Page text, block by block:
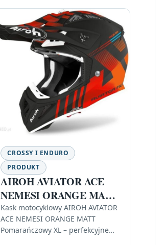
CROSSY I ENDURO
PRODUKT
AIROH AVIATOR ACE
NEMESI ORANGE MATT
Pomarańczowy XL
Kask motocyklowy AIROH AVIATOR
ACE NEMESI ORANGE MATT
Pomarańczowy XL – perfekcyjne